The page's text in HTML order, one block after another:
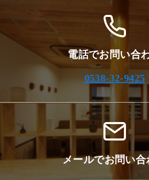
電話でお問い合
0538-32-9425
メールでお問い合